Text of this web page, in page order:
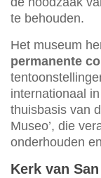
te behouden.
Het museum
permanente
internationaal
thuisbasis van
Museo’, die
onderhouden
Kerk van